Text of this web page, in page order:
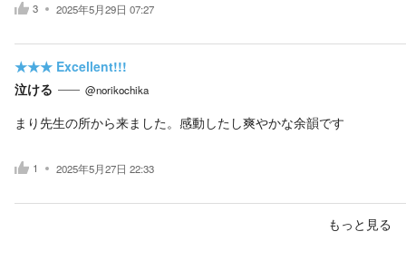
3 2025年5月29日 07:27
★★★ Excellent!!!
泣ける
@norikochika
まり先生の所から来ました。感動したし爽やかな余韻です
1 2025年5月27日 22:33
もっと見る